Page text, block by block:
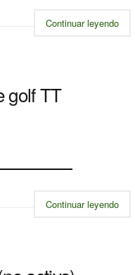
Continuar leyendo
golf TT
Continuar leyendo